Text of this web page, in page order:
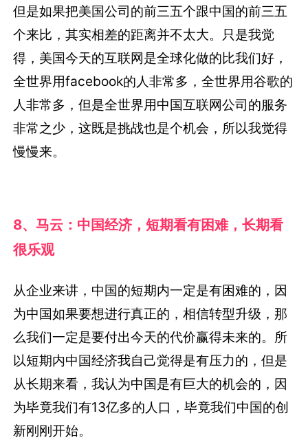
但是如果把美国公司的前三五个跟中国的前三五
个来比，其实相差的距离并不太大。只是我觉
得，美国今天的互联网是全球化做的比我们好，
全世界用facebook的人非常多，全世界用谷歌的
人非常多，但是全世界用中国互联网公司的服务
非常之少，这既是挑战也是个机会，所以我觉得
慢慢来。
8、马云：中国经济，短期看有困难，长期看
很乐观
从企业来讲，中国的短期内一定是有困难的，因
为中国如果要想进行真正的，相信转型升级，那
么我们一定是要付出今天的代价赢得未来的。所
以短期内中国经济我自己觉得是有压力的，但是
从长期来看，我认为中国是有巨大的机会的，因
为毕竟我们有13亿多的人口，毕竟我们中国的创
新刚刚开始。